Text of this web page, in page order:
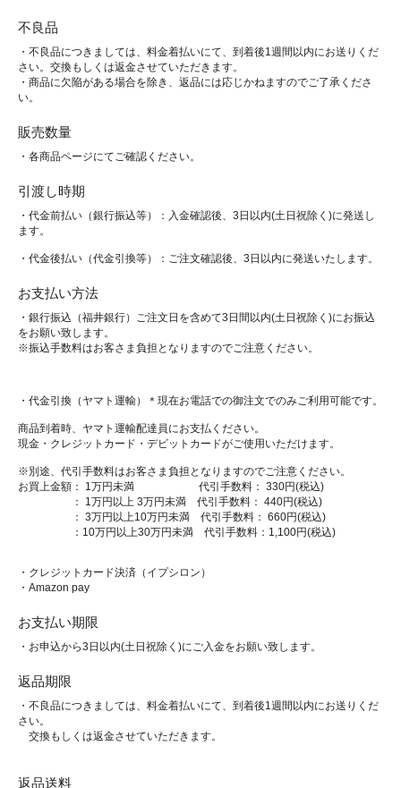
不良品
・不良品につきましては、料金着払いにて、到着後1週間以内にお送りくだ
さい。交換もしくは返金させていただきます。
・商品に欠陥がある場合を除き、返品には応じかねますのでご了承くださ
い。
販売数量
・各商品ページにてご確認ください。
引渡し時期
・代金前払い（銀行振込等）：入金確認後、3日以内(土日祝除く)に発送し
ます。
・代金後払い（代金引換等）：ご注文確認後、3日以内に発送いたします。
お支払い方法
・銀行振込（福井銀行）ご注文日を含めて3日間以内(土日祝除く)にお振込
をお願い致します。
※振込手数料はお客さま負担となりますのでご注意ください。
・代金引換（ヤマト運輸）＊現在お電話での御注文でのみご利用可能です。
商品到着時、ヤマト運輸配達員にお支払ください。
現金・クレジットカード・デビットカードがご使用いただけます。
※別途、代引手数料はお客さま負担となりますのでご注意ください。
お買上金額： 1万円未満 代引手数料： 330円(税込)
： 1万円以上 3万円未満 代引手数料： 440円(税込)
： 3万円以上10万円未満 代引手数料： 660円(税込)
：10万円以上30万円未満 代引手数料：1,100円(税込)
・クレジットカード決済（イプシロン）
・Amazon pay
お支払い期限
・お申込から3日以内(土日祝除く)にご入金をお願い致します。
返品期限
・不良品につきましては、料金着払いにて、到着後1週間以内にお送りくだ
さい。
交換もしくは返金させていただきます。
返品送料